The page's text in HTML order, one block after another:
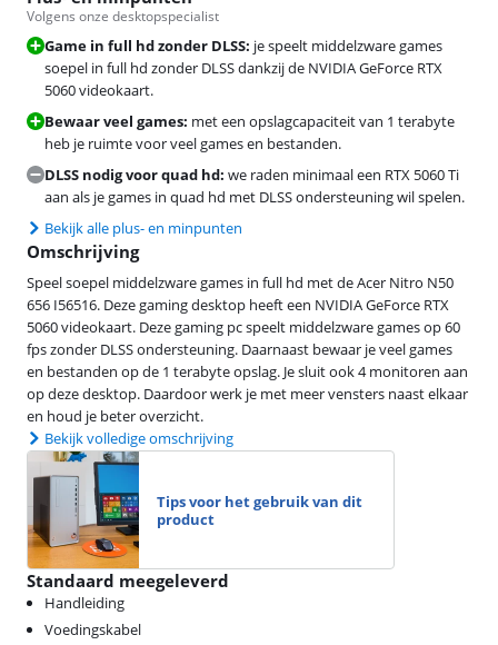
Volgens onze desktopspecialist
Game in full hd zonder DLSS: je speelt middelzware games
soepel in full hd zonder DLSS dankzij de NVIDIA GeForce RTX
5060 videokaart.
Bewaar veel games: met een opslagcapaciteit van 1 terabyte
heb je ruimte voor veel games en bestanden.
DLSS nodig voor quad hd: we raden minimaal een RTX 5060 Ti
aan als je games in quad hd met DLSS ondersteuning wil spelen.
Bekijk alle plus- en minpunten
Omschrijving
Speel soepel middelzware games in full hd met de Acer Nitro N50
656 I56516. Deze gaming desktop heeft een NVIDIA GeForce RTX
5060 videokaart. Deze gaming pc speelt middelzware games op 60
fps zonder DLSS ondersteuning. Daarnaast bewaar je veel games
en bestanden op de 1 terabyte opslag. Je sluit ook 4 monitoren aan
op deze desktop. Daardoor werk je met meer vensters naast elkaar
en houd je beter overzicht.
Bekijk volledige omschrijving
Tips voor het gebruik van dit
product
Standaard meegeleverd
Handleiding
Voedingskabel